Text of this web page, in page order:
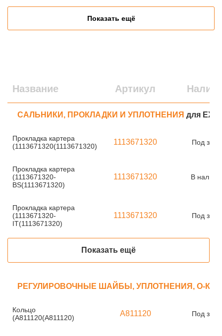
Показать ещё
Название Артикул
САЛЬНИКИ, ПРОКЛАДКИ И УПЛОТНЕНИЯ для
Прокладка картера
(1113671320(1113671320)
1113671320 Под
Прокладка картера
(1113671320-
BS(1113671320)
1113671320 В
Прокладка картера
(1113671320-
IT(1113671320)
1113671320 Под
Показать ещё
РЕГУЛИРОВОЧНЫЕ ШАЙБЫ, УПЛОТНЕНИЯ, О-
Кольцо
(A811120(A811120)
A811120 Под